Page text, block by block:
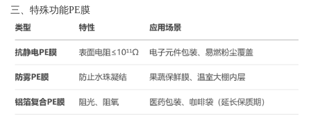
三、特殊功能PE膜